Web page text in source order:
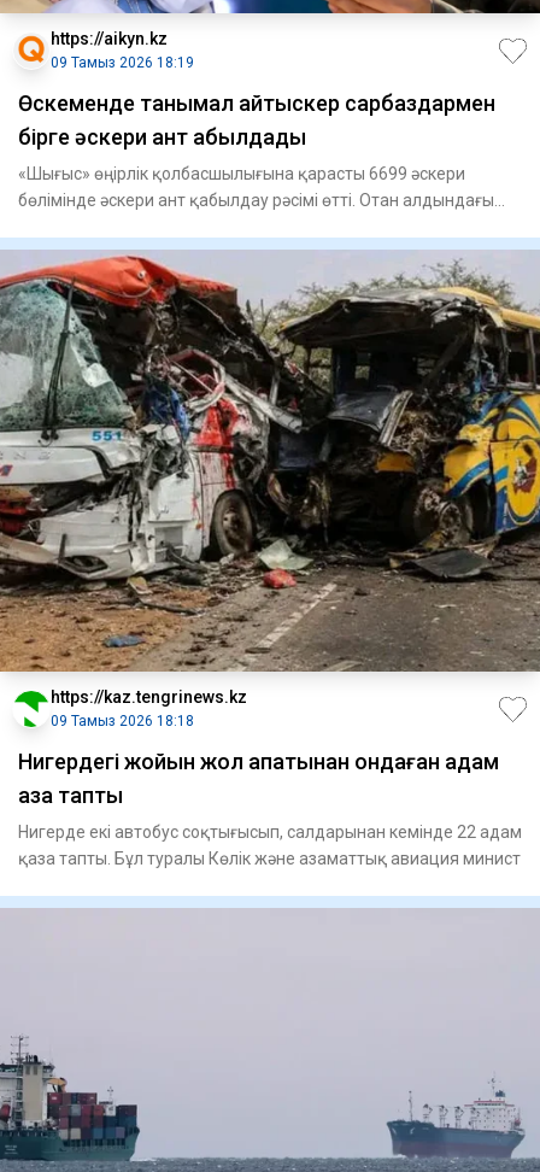
https://aikyn.kz
09 Тамыз 2026 18:19
Өскеменде танымал айтыскер сарбаздармен
бірге әскери ант қабылдады
«Шығыс» өңірлік қолбасшылығына қарасты 6699 әскери
бөлімінде әскери ант қабылдау рәсімі өтті. Отан алдындағы
https://kaz.tengrinews.kz
09 Тамыз 2026 18:18
Нигердегі жойқын жол апатынан ондаған адам
қаза тапты
Нигерде екі автобус соқтығысып, салдарынан кемінде 22 адам
қаза тапты. Бұл туралы Көлік және азаматтық авиация минист